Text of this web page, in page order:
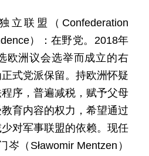
立联盟（Confederation
）：在野党。2018年
欧洲议会选举而成立的右
式党派保留。持欧洲怀疑
序，普遍减税，赋予父母
育内容的权力，希望通过
对军事联盟的依赖。现任
岑（Sławomir Mentzen）